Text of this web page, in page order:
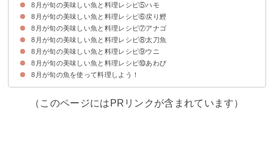
料理レシピ｜イサキのアクアパッツァ
8月が旬の美味しい魚と料理レシピ⑤ハモ
料理レシピ｜ハモのフライ
8月が旬の美味しい魚と料理レシピ⑥戻り鰹
料理レシピ｜鰹のカルパッチョ
8月が旬の美味しい魚と料理レシピ⑦アナゴ
料理レシピ｜アナゴ丼
8月が旬の美味しい魚と料理レシピ⑧太刀魚
料理レシピ｜太刀魚の煮付け
8月が旬の美味しい魚と料理レシピ⑨ウニ
料理レシピ｜ウニの豆乳クリームパスタ
8月が旬の美味しい魚と料理レシピ⑩あわび
料理レシピ｜あわびのあんかけステーキ
8月が旬の魚を使って料理しよう！
（このページにはPRリンクが含まれています）